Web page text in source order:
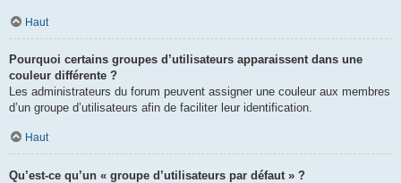
Haut
Pourquoi certains groupes d’utilisateurs apparaissent dans une
couleur différente ?
Les administrateurs du forum peuvent assigner une couleur aux membres
d’un groupe d’utilisateurs afin de faciliter leur identification.
Haut
Qu’est-ce qu’un « groupe d’utilisateurs par défaut » ?